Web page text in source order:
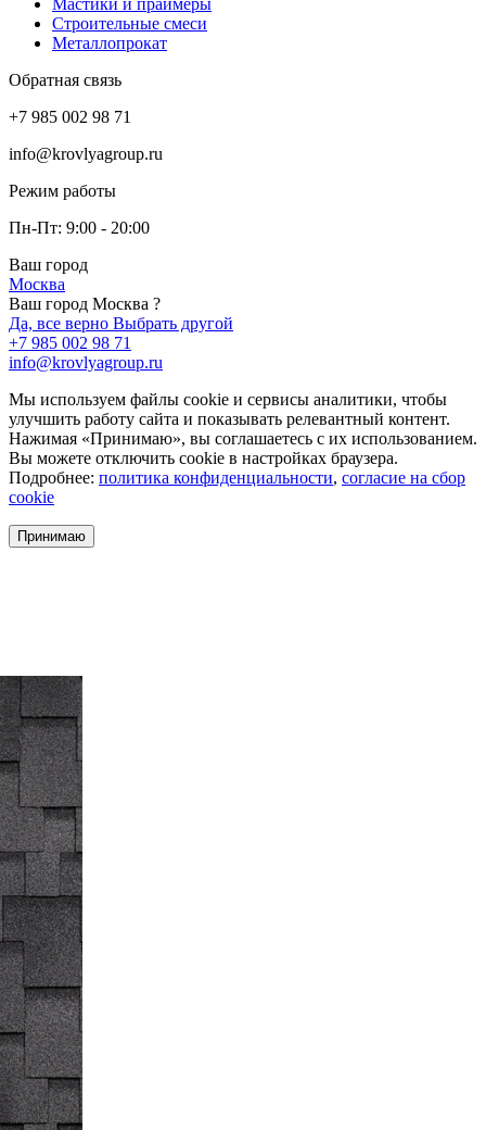
Строительные смеси
Металлопрокат
Обратная связь
+7 985 002 98 71
info@krovlyagroup.ru
Режим работы
Пн-Пт: 9:00 - 20:00
Ваш город
Москва
Ваш город Москва ?
Да, все верно Выбрать другой
+7 985 002 98 71
info@krovlyagroup.ru
Мы используем файлы cookie и сервисы аналитики, чтобы
улучшить работу сайта и показывать релевантный контент.
Нажимая «Принимаю», вы соглашаетесь с их использованием.
Вы можете отключить cookie в настройках браузера.
Подробнее: политика конфиденциальности, согласие на сбор
cookie
Принимаю